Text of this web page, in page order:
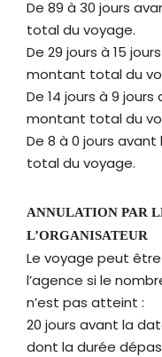
De 89 à 30 jours
total du voyage.
De 29 jours à 15
montant total du
De 14 jours à 9
montant total du
De 8 à 0 jours
total du voyage.
ANNULATION PAR
L’ORGANISATEUR
Le voyage peut
l’agence si le
n’est pas atteint :
20 jours avant la
dont la durée